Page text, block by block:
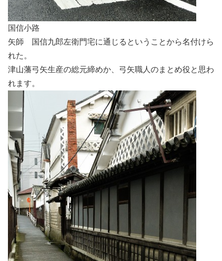
国信小路
矢師 国信九郎左衛門宅に通じるということから名付けら
れた。
津山藩弓矢生産の総元締めか、弓矢職人のまとめ役と思わ
れます。